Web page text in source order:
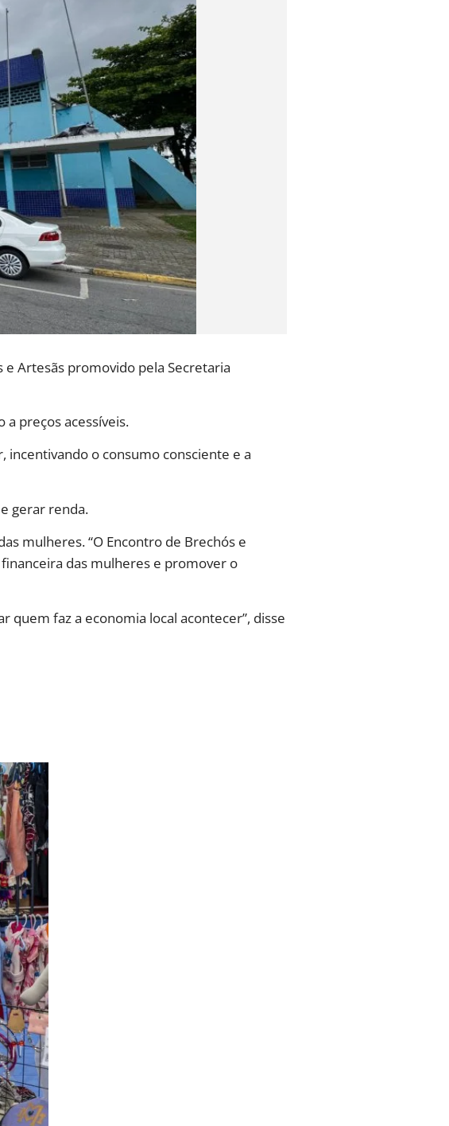
e Artesãs promovido pela Secretaria
preços acessíveis.
o consumo consciente e a
gerar renda.
mulheres. “O Encontro de Brechós e
das mulheres e promover o
quem faz a economia local acontecer”, disse